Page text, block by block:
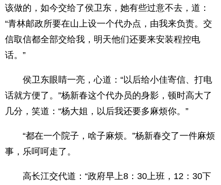
该做的，如今交给了侯卫东，她有些过意不去，道：
“青林邮政所要在山上设一个代办点，由我来负责。交
信取信都全部交给我，明天他们还要来安装程控电
话。”
侯卫东眼睛一亮，心道：“以后给小佳寄信、打电
话就方便了。”杨新春这个代办员的身影，顿时高大了
几分，笑道：“杨大姐，以后我还要多麻烦你。”
“都在一个院子，啥子麻烦。”杨新春交了一件麻烦
事，乐呵呵走了。
高长江交代道：“政府早上8：30上班，12：30下